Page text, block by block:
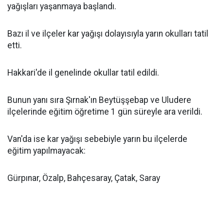
yağışları yaşanmaya başlandı.
Bazı il ve ilçeler kar yağışı dolayısıyla yarın okulları tatil
etti.
Hakkari'de il genelinde okullar tatil edildi.
Bunun yanı sıra Şırnak'ın Beytüşşebap ve Uludere
ilçelerinde eğitim öğretime 1 gün süreyle ara verildi.
Van'da ise kar yağışı sebebiyle yarın bu ilçelerde
eğitim yapılmayacak:
Gürpınar, Özalp, Bahçesaray, Çatak, Saray